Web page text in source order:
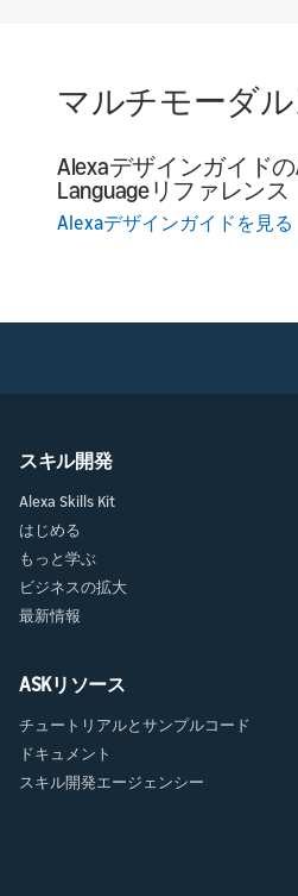
マルチモーダ
Alexaデザインガイドの
Languageリファレンス
Alexaデザインガイドを見る
スキル開発
Alexa Skills Kit
はじめる
もっと学ぶ
ビジネスの拡大
最新情報
ASKリソース
チュートリアルとサンプルコード
ドキュメント
スキル開発エージェンシー